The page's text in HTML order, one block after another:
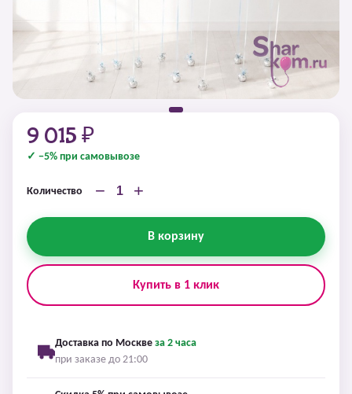
9 015 ₽
✓ −5% при самовывозе
Количество − +
В корзину
Купить в 1 клик
Доставка по Москве за 2 часа
при заказе до 21:00